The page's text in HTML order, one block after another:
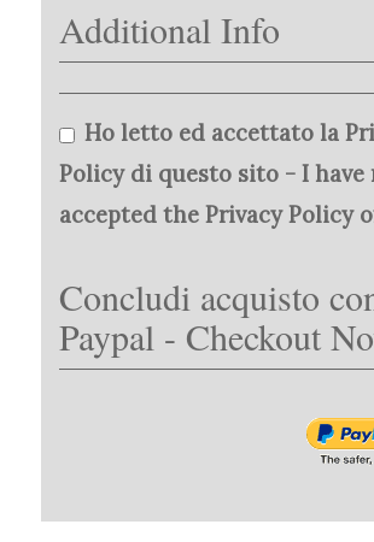
Additional Info
Ho letto ed accettato la
Policy di questo sito - I have
accepted the Privacy Policy
Concludi acquisto
Paypal - Checkout